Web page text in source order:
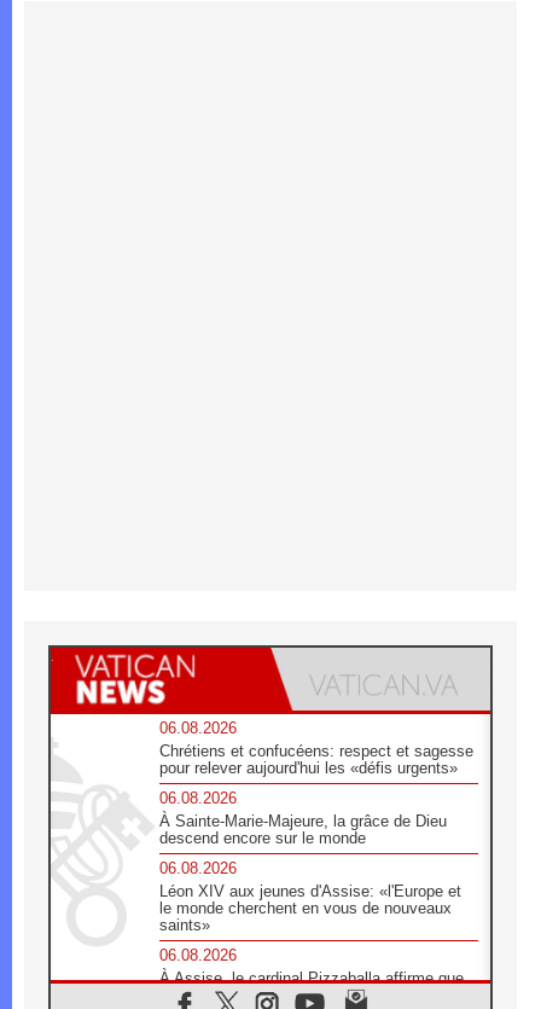
06.08.2026
Chrétiens et confucéens: respect et sagesse
pour relever aujourd'hui les «défis urgents»
06.08.2026
À Sainte-Marie-Majeure, la grâce de Dieu
descend encore sur le monde
06.08.2026
Léon XIV aux jeunes d'Assise: «l'Europe et
le monde cherchent en vous de nouveaux
saints»
06.08.2026
À Assise, le cardinal Pizzaballa affirme que
«les chrétiens veulent la paix»